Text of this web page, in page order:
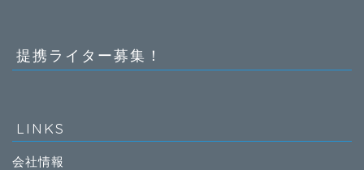
提携ライター募集！
LINKS
会社情報